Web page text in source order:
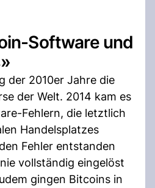
Software und
der 2010er Jahre die
der Welt. 2014 kam es
Fehlern, die letztlich
Handelsplatzes
Fehler entstanden
vollständig eingelöst
gingen Bitcoins in